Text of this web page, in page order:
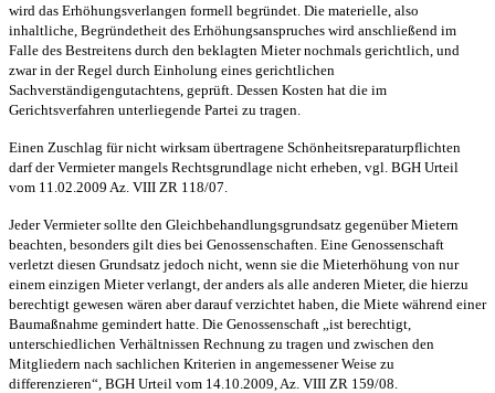
wird das Erhöhungsverlangen formell begründet. Die materielle, also
inhaltliche, Begründetheit des Erhöhungsanspruches wird anschließend im
Falle des Bestreitens durch den beklagten Mieter nochmals gerichtlich, und
zwar in der Regel durch Einholung eines gerichtlichen
Sachverständigengutachtens, geprüft. Dessen Kosten hat die im
Gerichtsverfahren unterliegende Partei zu tragen.
Einen Zuschlag für nicht wirksam übertragene Schönheitsreparaturpflichten
darf der Vermieter mangels Rechtsgrundlage nicht erheben, vgl. BGH Urteil
vom 11.02.2009 Az. VIII ZR 118/07.
Jeder Vermieter sollte den Gleichbehandlungsgrundsatz gegenüber Mietern
beachten, besonders gilt dies bei Genossenschaften. Eine Genossenschaft
verletzt diesen Grundsatz jedoch nicht, wenn sie die Mieterhöhung von nur
einem einzigen Mieter verlangt, der anders als alle anderen Mieter, die hierzu
berechtigt gewesen wären aber darauf verzichtet haben, die Miete während einer
Baumaßnahme gemindert hatte. Die Genossenschaft „ist berechtigt,
unterschiedlichen Verhältnissen Rechnung zu tragen und zwischen den
Mitgliedern nach sachlichen Kriterien in angemessener Weise zu
differenzieren“, BGH Urteil vom 14.10.2009, Az. VIII ZR 159/08.